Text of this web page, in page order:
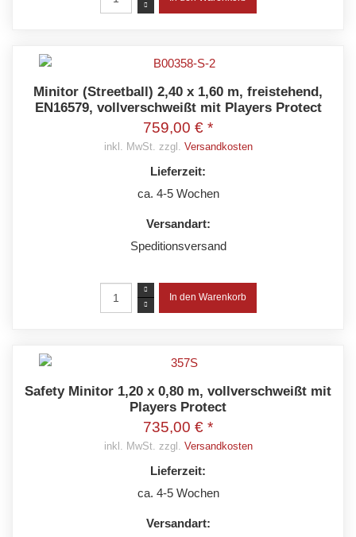
Minitor (Streetball) 2,40 x 1,60 m, freistehend,
EN16579, vollverschweißt mit Players Protect
759,00 € *
inkl. MwSt. zzgl. Versandkosten
Lieferzeit:
ca. 4-5 Wochen
Versandart:
Speditionsversand
Safety Minitor 1,20 x 0,80 m, vollverschweißt mit
Players Protect
735,00 € *
inkl. MwSt. zzgl. Versandkosten
Lieferzeit:
ca. 4-5 Wochen
Versandart: